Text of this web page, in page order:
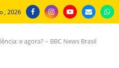
, 2026
e agora? – BBC News Brasil